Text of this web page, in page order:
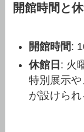
開館時間と
開館時間:
休館日 : 火
特別展示
が設けられ